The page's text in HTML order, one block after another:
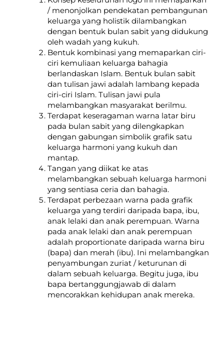
/ menonjolkan pendekatan pembangunan
keluarga yang holistik dilambangkan
dengan bentuk bulan sabit yang didukung
oleh wadah yang kukuh.
Bentuk kombinasi yang memaparkan ciri-
ciri kemuliaan keluarga bahagia
berlandaskan Islam. Bentuk bulan sabit
dan tulisan jawi adalah lambang kepada
ciri-ciri Islam. Tulisan jawi pula
melambangkan masyarakat berilmu.
Terdapat keseragaman warna latar biru
pada bulan sabit yang dilengkapkan
dengan gabungan simbolik grafik satu
keluarga harmoni yang kukuh dan
mantap.
Tangan yang diikat ke atas
melambangkan sebuah keluarga harmoni
yang sentiasa ceria dan bahagia.
Terdapat perbezaan warna pada grafik
keluarga yang terdiri daripada bapa, ibu,
anak lelaki dan anak perempuan. Warna
pada anak lelaki dan anak perempuan
adalah proportionate daripada warna biru
(bapa) dan merah (ibu). Ini melambangkan
penyambungan zuriat / keturunan di
dalam sebuah keluarga. Begitu juga, ibu
bapa bertanggungjawab di dalam
mencorakkan kehidupan anak mereka.